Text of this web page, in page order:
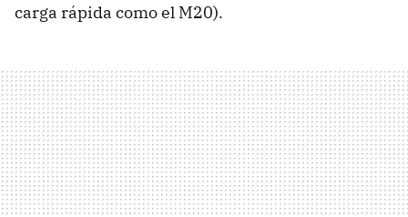
carga rápida como el M20).